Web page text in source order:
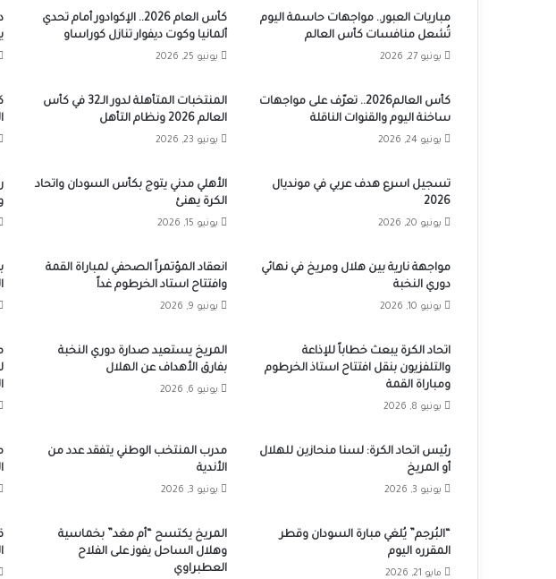
مباريات العبور.. مواجهات حاسمة اليوم
تُشعل منافسات كأس العالم
يونيو 27, 2026
كأس العام 2026.. الإكوادور أمام تحدي
ألمانيا وكوت ديفوار تنازل كوراساو
يونيو 25, 2026
كأس العالم2026.. تعرّف على مواجهات
ساخنة اليوم والقنوات الناقلة
يونيو 24, 2026
المنتخبات المتأهلة لدور الـ32 في كأس
العالم 2026 ونظام التأهل
يونيو 23, 2026
تسجيل اسرع هدف عربي في مونديال
2026
يونيو 20, 2026
الأهلي مدني يتوج بكأس السودان واتحاد
الكرة يهنئ
يونيو 15, 2026
مواجهة نارية بين هلال ومريخ في نهائي
دوري النخبة
يونيو 10, 2026
انعقاد المؤتمراً الصحفي لمباراة القمة
وافتتاح استاد الخرطوم غداً
يونيو 9, 2026
اتحاد الكرة يبعث خطاباً للإذاعة
والتلفزيون بنقل افتتاح استاذ الخرطوم
ومباراة القمة
يونيو 8, 2026
المريخ يستعيد صدارة دوري النخبة
بفارق الأهداف عن الهلال
يونيو 6, 2026
رئيس اتحاد الكرة: لسنا منحازين للهلال
أو المريخ
يونيو 3, 2026
مدرب المنتخب الوطني يتفقد عدد من
الأندية
يونيو 3, 2026
“البُرجم” يُلغي مبارة السودان وقطر
المقرره اليوم
مايو 21, 2026
المريخ يكتسح “أم مغد” بخماسية
وهلال الساحل يفوز على الفلاح
العطبراوي